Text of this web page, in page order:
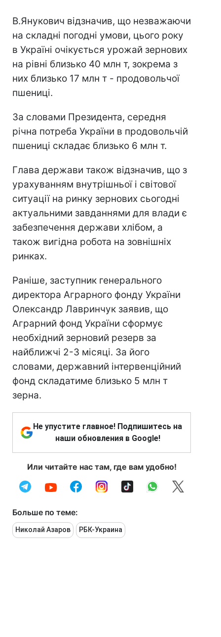
В.Янукович відзначив, що незважаючи
на складні погодні умови, цього року
в Україні очікується урожай зернових
на рівні близько 40 млн т, зокрема з
них близько 17 млн т - продовольчої
пшениці.
За словами Президента, середня
річна потреба України в продовольчій
пшениці складає близько 6 млн т.
Глава держави також відзначив, що з
урахуванням внутрішньої і світової
ситуації на ринку зернових сьогодні
актуальними завданнями для влади є
забезпечення держави хлібом, а
також вигідна робота на зовнішніх
ринках.
Раніше, заступник генерального
директора Аграрного фонду України
Олександр Лавринчук заявив, що
Аграрний фонд України сформує
необхідний зерновий резерв за
найближчі 2-3 місяці. За його
словами, державний інтервенційний
фонд складатиме близько 5 млн т
зерна.
Не упустите главное! Подпишитесь на
наши обновления в Google!
Или читайте нас там, где вам удобно!
Больше по теме:
Николай Азаров РБК-Украина